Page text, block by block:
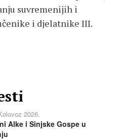
suvremenijih i
i djelatnike III.
2026.
Alke i Sinjske Gospe u